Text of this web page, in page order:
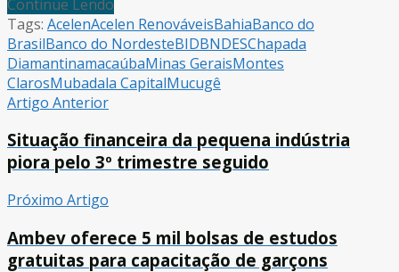
Continue Lendo
Tags: AcelenAcelen RenováveisBahiaBanco do
BrasilBanco do NordesteBIDBNDESChapada
DiamantinamacaúbaMinas GeraisMontes
ClarosMubadala CapitalMucugê
Artigo Anterior
Situação financeira da pequena indústria
piora pelo 3º trimestre seguido
Próximo Artigo
Ambev oferece 5 mil bolsas de estudos
gratuitas para capacitação de garçons